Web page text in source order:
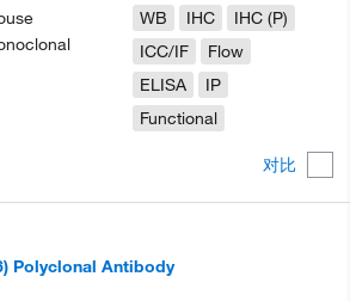
对比
WB
IHC
IHC (P)
ICC/IF
Flow
ELISA
IP
Functional
Polyclonal Antibody